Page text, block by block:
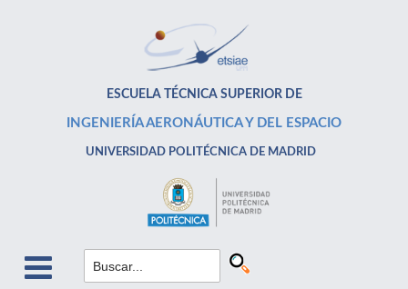
ESCUELA TÉCNICA SUPERIOR DE
INGENIERÍA AERONÁUTICA Y DEL ESPACIO
UNIVERSIDAD POLITÉCNICA DE MADRID